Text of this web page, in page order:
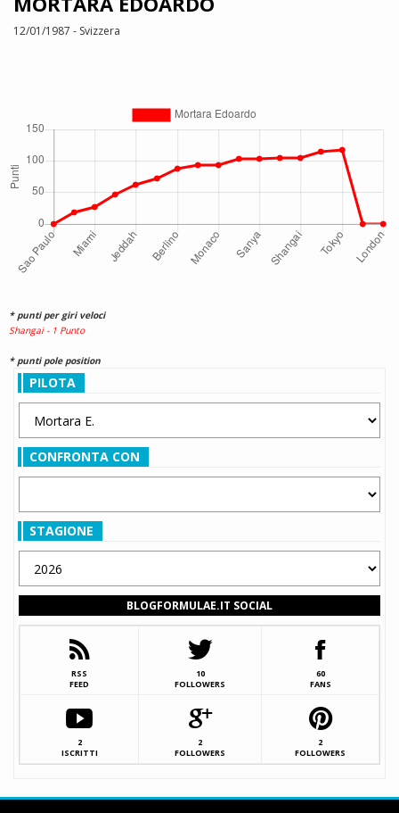
12/01/1987 - Svizzera
* punti per giri veloci
Shangai - 1 Punto
* punti pole position
PILOTA
CONFRONTA CON
STAGIONE
BLOGFORMULAE.IT SOCIAL
RSS
FEED
10
FOLLOWERS
60
FANS
2
ISCRITTI
2
FOLLOWERS
2
FOLLOWERS